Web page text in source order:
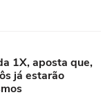
1X, aposta que,
já estarão